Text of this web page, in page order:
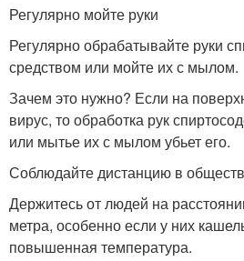
Регулярно мойте руки
Регулярно обрабатывайте руки
средством или мойте их с мылом.
Зачем это нужно? Если на
вирус, то обработка рук
или мытье их с мылом убьет его.
Соблюдайте дистанцию в
Держитесь от людей на
метра, особенно если у них
повышенная температура.